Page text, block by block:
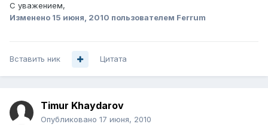
С уважением,
Изменено 15 июня, 2010 пользователем Ferrum
Вставить ник Цитата
Timur Khaydarov
Опубликовано 17 июня, 2010